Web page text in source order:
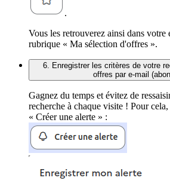
.
Vous les retrouverez ainsi dans votre
rubrique « Ma sélection d'offres ».
6. Enregistrer les critères de votre
offres par e-mail
Gagnez du temps et évitez de
recherche à chaque visite ! Pour
« Créer une alerte » :